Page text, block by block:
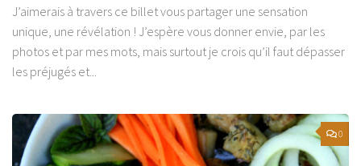
J’aimerais à travers ce billet vous partager une sensation
unique, une révélation ! J’espère vous donner envie, par les
photos et par mes mots, mais surtout je crois qu’il faut dépasser
les préjugés et...
0